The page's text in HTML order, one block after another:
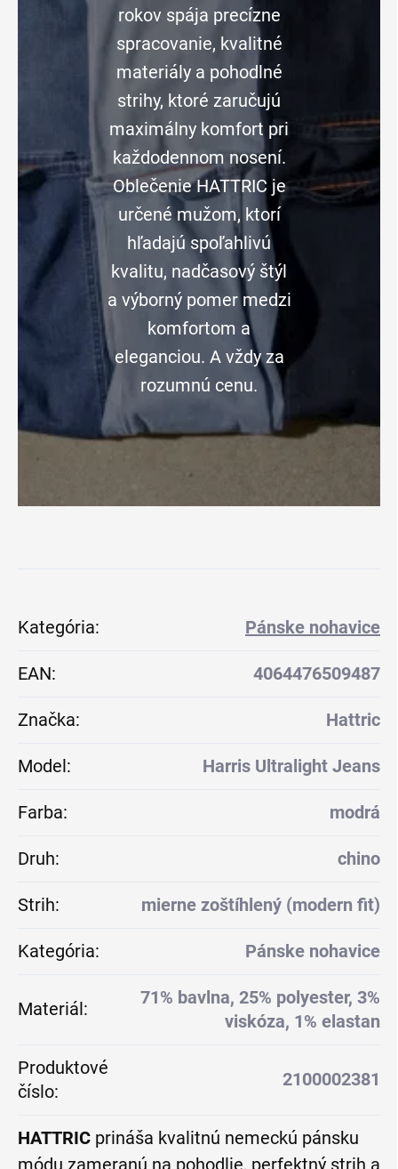
rokov spája precízne
spracovanie, kvalitné
materiály a pohodlné
strihy, ktoré zaručujú
maximálny komfort pri
každodennom nosení.
Oblečenie HATTRIC je
určené mužom, ktorí
hľadajú spoľahlivú
kvalitu, nadčasový štýl
a výborný pomer medzi
komfortom a
eleganciou. A vždy za
rozumnú cenu.
Kategória: Pánske nohavice
EAN: 4064476509487
Značka: Hattric
Model: Harris Ultralight Jeans
Farba: modrá
Druh: chino
Strih: mierne zoštíhlený (modern fit)
Kategória: Pánske nohavice
Materiál:
71% bavlna, 25% polyester, 3%
viskóza, 1% elastan
Produktové
číslo:
2100002381
HATTRIC prináša kvalitnú nemeckú pánsku